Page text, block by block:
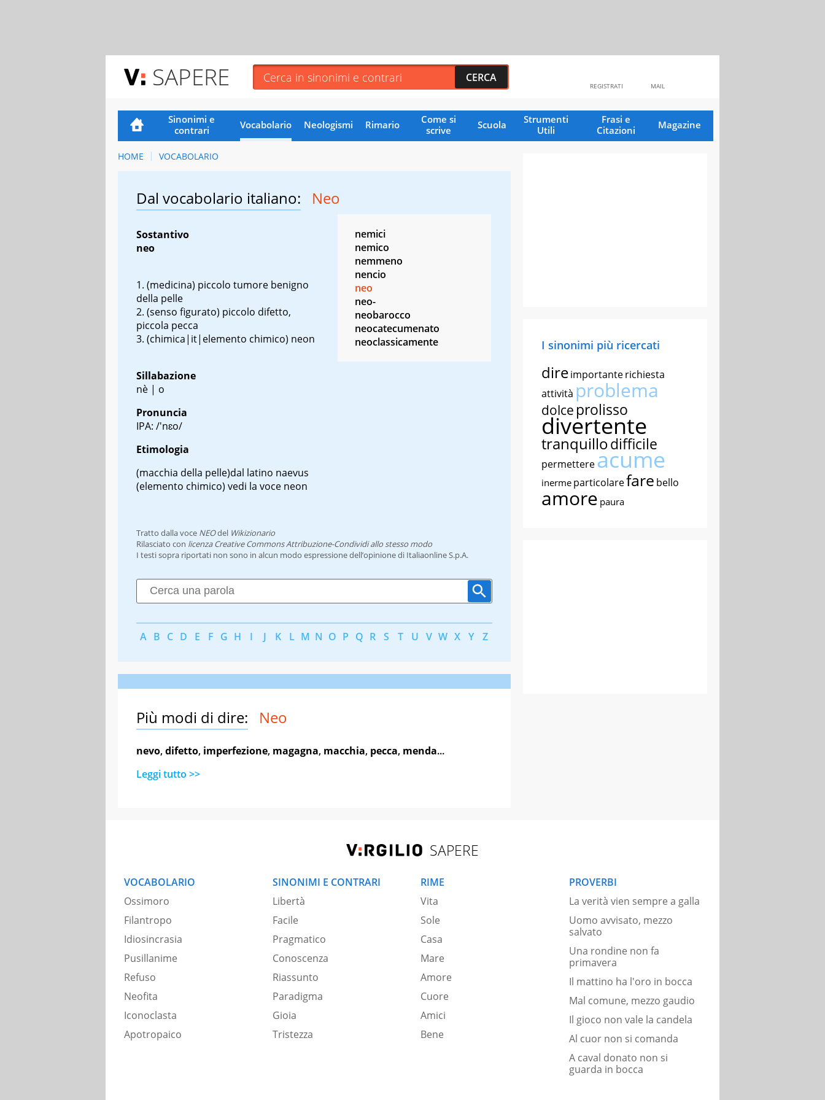
SAPERE MAIL
REGISTRATI
Sinonimi e
contrari
Vocabolario Neologismi Rimario
Come si
scrive
Scuola
Strumenti
Utili
Frasi e
Citazioni
Magazine
HOME VOCABOLARIO
Dal vocabolario italiano: Neo
Sostantivo
neo
(medicina) piccolo tumore benigno
della pelle
(senso figurato) piccolo difetto,
piccola pecca
(chimica|it|elemento chimico) neon
Sillabazione
nè | o
Pronuncia
IPA: /'nɛo/
Etimologia
(macchia della pelle)dal latino naevus
(elemento chimico) vedi la voce neon
nemici
nemico
nemmeno
nencio
neo
neo-
neobarocco
neocatecumenato
neoclassicamente
Tratto dalla voce NEOdel Wikizionario
Rilasciato con licenza Creative Commons Attribuzione-Condividi allo stesso modo
I testi sopra riportati non sono in alcun modo espressione dell’opinione di Italiaonline S.p.A.
A B C D E F G H I J K L M N O P Q R S T U V W X Y Z
Più modi di dire: Neo
nevo,difetto, imperfezione, magagna, macchia, pecca, menda...
Leggi tutto >>
I sinonimi più ricercati
direimportanterichiesta
attività problema
dolce prolisso
divertente
tranquillodifficile
permettereacume
inerme particolarefare bello
amore paura
SAPERE
VOCABOLARIO
Ossimoro
Filantropo
Idiosincrasia
Pusillanime
Refuso
Neofita
Iconoclasta
Apotropaico
SINONIMI E CONTRARI
Libertà
Facile
Pragmatico
Conoscenza
Riassunto
Paradigma
Gioia
Tristezza
RIME
Vita
Sole
Casa
Mare
Amore
Cuore
Amici
Bene
PROVERBI
La verità vien sempre a galla
Uomo avvisato, mezzo
salvato
Una rondine non fa
primavera
Il mattino ha l'oro in bocca
Mal comune, mezzo gaudio
Il gioco non vale la candela
Al cuor non si comanda
A caval donato non si
guarda in bocca